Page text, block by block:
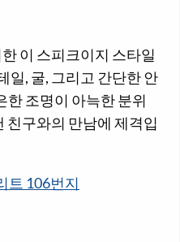
이 스피크이지 스타일
일, 굴, 그리고 간단한 안
한 조명이 아늑한 분위
친구와의 만남에 제격입
트 106번지